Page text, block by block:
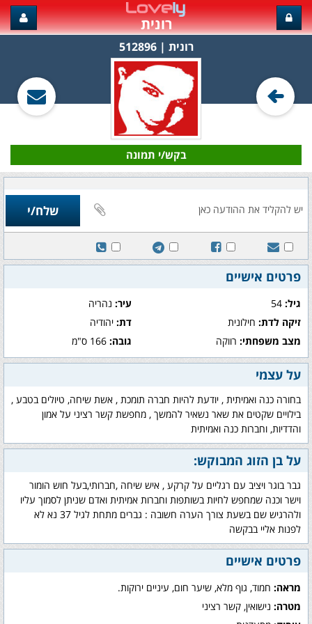
רונית
רונית‏ | 512896
בקש/י תמונה
פרטים אישיים
גיל: עיר:נהריה
זיקה לדת: חילונית דת:יהודיה
מצב משפחתי: רווקה גובה:166 ס"מ
על עצמי
בחורה כנה ואמיתית , יודעת להיות חברה תומכת , אשת שיחה, טיולים בטבע ,
בילויים שקטים את שאר נשאיר להמשך , מחפשת קשר רציני על אמון
והדדיות, וחברות כנה ואמיתית
על בן הזוג המבוקש:
גבר בוגר ויציב עם רגליים על קרקע , איש שיחה ,חברותי,בעל חוש הומור
וישר וכנה שמחפש לחיות בשותפות וחברות אמיתית ואדם שניתן לסמוך עליו
ולהרגיש שם בשעת צורך הערה חשובה : גברים מתחת לגיל 37 נא לא
לפנות אליי בבקשה
פרטים אישיים
מראה: חמוד, גוף מלא, שיער חום, עיניים ירוקות.
מטרה: נישואין, קשר רציני